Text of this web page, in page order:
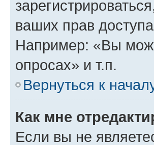
ваших прав
Например: «Вы
опросах» и т.п.
Вернуться к
Как мне
Если вы не